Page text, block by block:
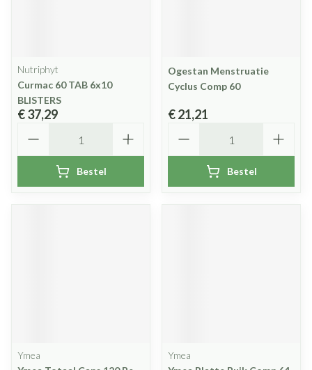
Nutriphyt
Curmac 60 TAB 6x10
BLISTERS
€ 37,29
Bestel
Ogestan Menstruatie
Cyclus Comp 60
€ 21,21
Bestel
Ymea
Ymea